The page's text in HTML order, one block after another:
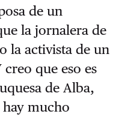
de un
la jornalera de
la activista de un
que eso es
de Alba,
mucho